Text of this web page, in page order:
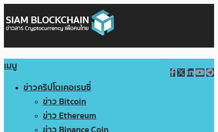
เมนู
ข่าวคริปโตเคอเรนซี่
ข่าว Bitcoin
ข่าว Ethereum